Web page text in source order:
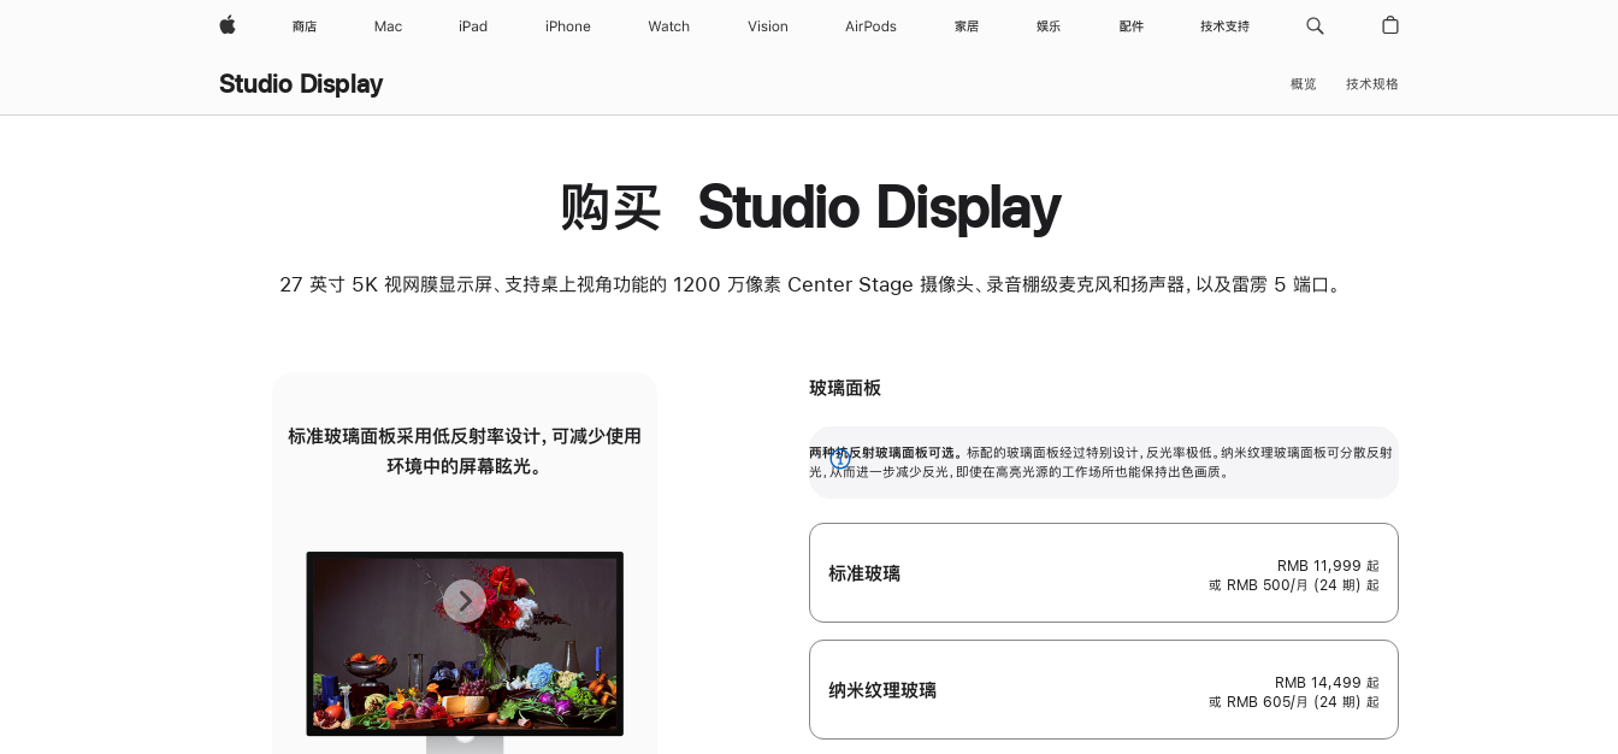
Apple 商店 Mac iPad iPhone Watch Vision AirPods 家居 娱乐 配件 技术支持
Studio Display 概览 技术规格
购买 Studio Display
27 英寸 5K 视网膜显示屏、支持桌上视角功能的 1200 万像素 Center Stage 摄像头、录音棚级麦克风和扬声器，以及雷雳 5 端口。
标准玻璃面板采用低反射率设计，可减少使用
环境中的屏幕眩光。
有高亮光源的场所使用，也能保持出色画质。
上
一
张
图
下
一
张
图
玻璃面板
两种抗反射玻璃面板可选。 标配的玻璃面板经过特别设计，反光率极低。纳米纹理玻璃面板可分散反射
光，从而进一步减少反光，即使在高亮光源的工作场所也能保持出色画质。
展
标准玻璃 RMB 11,999 起
或 RMB 500/月 (24 期) 起
纳米纹理玻璃 RMB 14,499 起
或 RMB 605/月 (24 期) 起